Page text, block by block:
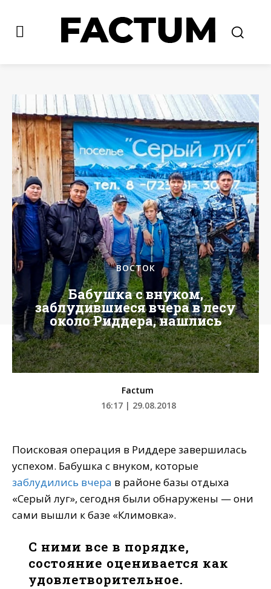
ВОСТОК
Бабушка с внуком,
заблудившиеся вчера в лесу
около Риддера, нашлись
Factum
16:17 | 29.08.2018
Поисковая операция в Риддере завершилась
успехом. Бабушка с внуком, которые
заблудились вчера в районе базы отдыха
«Серый луг», сегодня были обнаружены — они
сами вышли к базе «Климовка».
С ними все в порядке,
состояние оценивается как
удовлетворительное.